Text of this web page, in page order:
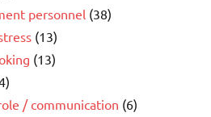
personnel (38)
(13)
(13)
/ communication (6)